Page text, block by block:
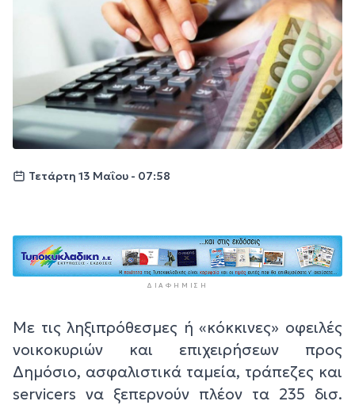
Τετάρτη 13 Μαΐου - 07:58
ΔΙΑΦΉΜΙΣΗ
Με τις ληξιπρόθεσμες ή «κόκκινες» οφειλές
νοικοκυριών και επιχειρήσεων προς
Δημόσιο, ασφαλιστικά ταμεία, τράπεζες και
servicers να ξεπερνούν πλέον τα 235 δισ.